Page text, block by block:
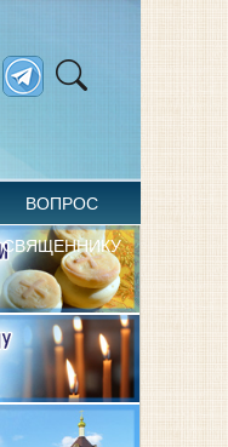
ВОПРОС
СВЯЩЕННИКУ